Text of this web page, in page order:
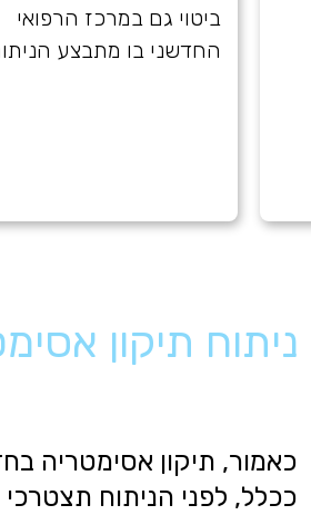
ביטוי גם במרכז הרפואי
החדשני בו מתבצע
ניתוח תיקון
כאמור, תיקון אסימטריה
ככלל, לפני הניתוח